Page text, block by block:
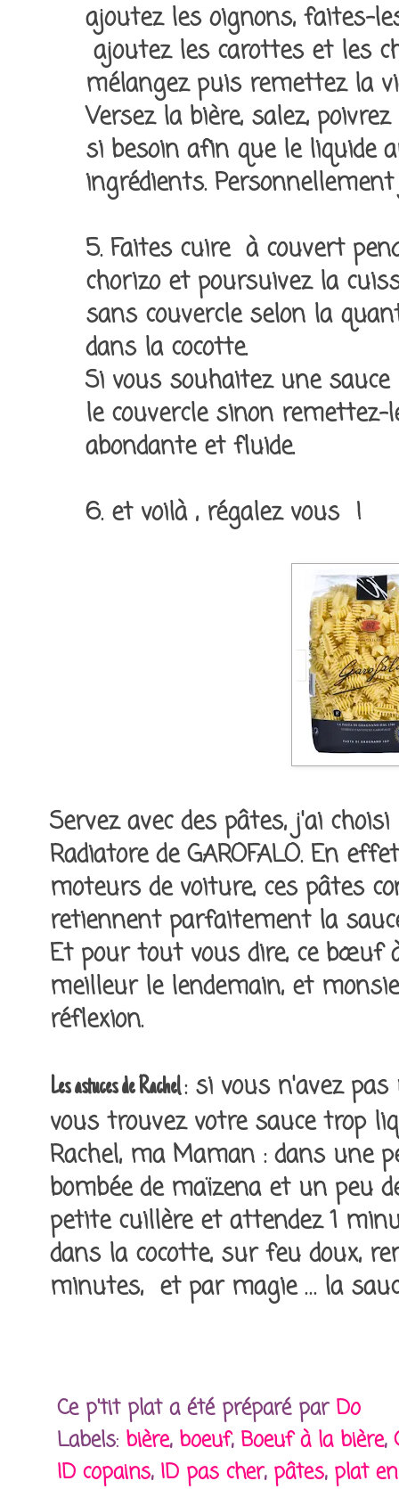
ajoutez les oignons, faites-
ajoutez les carottes et les
mélangez puis remettez la
Versez la bière, salez,
si besoin afin que le liquide
ingrédients.
5. Faites cuire à couvert
chorizo et poursuivez la
sans couvercle selon la
dans la cocotte.
Si vous souhaitez une
le couvercle sinon
abondante et fluide.
6. et voilà , régalez vous !
Servez avec des pâtes, j'ai
Radiatore de GAROFALO. En
moteurs de voiture, ces pâtes
retiennent parfaitement la
Et pour tout vous dire, ce bœuf
meilleur le lendemain, et
réflexion.
Les astuces de Rachel: si vous n'avez
vous trouvez votre sauce trop
Rachel, ma Maman : dans une
bombée de maïzena et un peu
petite cuillère et attendez 1
dans la cocotte, sur feu doux,
minutes, et par magie … la
Ce p'tit plat a été préparé par Do
Labels: bière, boeuf, Boeuf à la bière,
ID copains, ID pas cher, pâtes, plat